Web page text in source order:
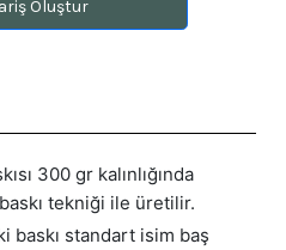
Oluştur
300 gr kalınlığında
tekniği ile üretilir.
baskı standart isim baş